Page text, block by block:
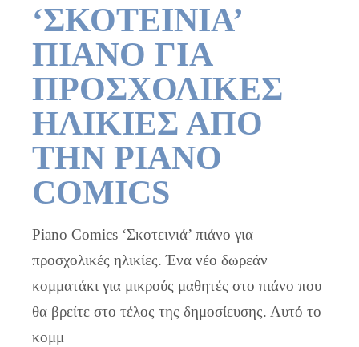
‘ΣΚΟΤΕΙΝΙΑ’
ΠΙΑΝΟ ΓΙΑ
ΠΡΟΣΧΟΛΙΚΕΣ
ΗΛΙΚΙΕΣ ΑΠΟ
ΤΗΝ PIANO
COMICS
Piano Comics ‘Σκοτεινιά’ πιάνο για
προσχολικές ηλικίες. Ένα νέο δωρεάν
κομματάκι για μικρούς μαθητές στο πιάνο που
θα βρείτε στο τέλος της δημοσίευσης. Αυτό το
κομμ